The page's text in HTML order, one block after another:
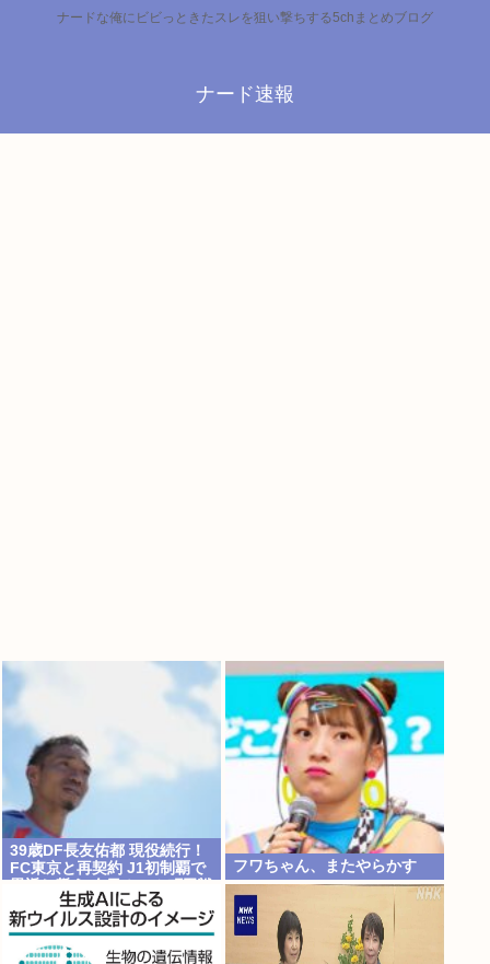
ナードな俺にビビっときたスレを狙い撃ちする5chまとめブログ
ナード速報
39歳DF長友佑都 現役続行！
FC東京と再契約 J1初制覇で
恩返し誓う 今日ホーム町田戦
で正式表明
フワちゃん、またやらかす